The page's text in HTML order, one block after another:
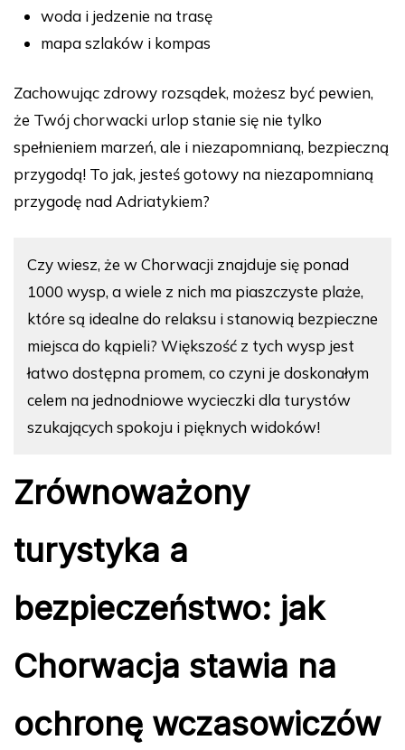
woda i jedzenie na trasę
mapa szlaków i kompas
Zachowując zdrowy rozsądek, możesz być pewien,
że Twój chorwacki urlop stanie się nie tylko
spełnieniem marzeń, ale i niezapomnianą, bezpieczną
przygodą! To jak, jesteś gotowy na niezapomnianą
przygodę nad Adriatykiem?
Czy wiesz, że w Chorwacji znajduje się ponad
1000 wysp, a wiele z nich ma piaszczyste plaże,
które są idealne do relaksu i stanowią bezpieczne
miejsca do kąpieli? Większość z tych wysp jest
łatwo dostępna promem, co czyni je doskonałym
celem na jednodniowe wycieczki dla turystów
szukających spokoju i pięknych widoków!
Zrównoważony
turystyka a
bezpieczeństwo: jak
Chorwacja stawia na
ochronę wczasowiczów